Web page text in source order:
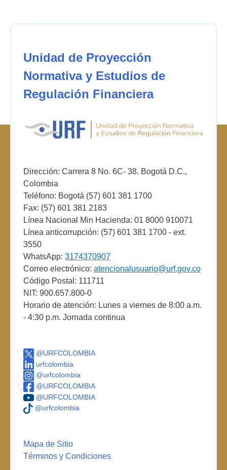
Unidad de Proyección
Normativa y Estudios de
Regulación Financiera
Dirección: Carrera 8 No. 6C- 38. Bogotá D.C.,
Colombia
Teléfono: Bogotá (57) 601 381 1700
Fax: (57) 601 381 2183
Línea Nacional Min Hacienda: 01 8000 910071
Línea anticorrupción: (57) 601 381 1700 - ext.
3550
WhatsApp: 3174370907
Correo electrónico: atencionalusuario@urf.gov.co
Código Postal: 111711
NIT: 900.657.800-0
Horario de atención: Lunes a viernes de 8:00 a.m.
- 4:30 p.m. Jornada continua
@URFCOLOMBIA
urfcolombia
@urfcolombia
@URFCOLOMBIA
@URFCOLOMBIA
@urfcolombia
Mapa de Sitio
Términos y Condiciones